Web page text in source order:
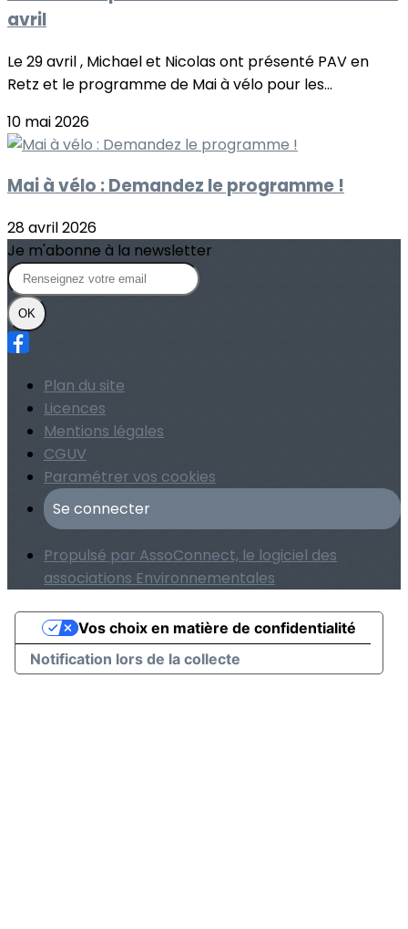
avril
Le 29 avril , Michael et Nicolas ont présenté PAV en
Retz et le programme de Mai à vélo pour les...
10 mai 2026
Mai à vélo : Demandez le programme !
28 avril 2026
Je m'abonne à la newsletter
OK
Plan du site
Licences
Mentions légales
CGUV
Paramétrer vos cookies
Se connecter
Propulsé par AssoConnect, le logiciel des
associations Environnementales
Notification lors de la collecte
Vos choix en matière de confidentialité